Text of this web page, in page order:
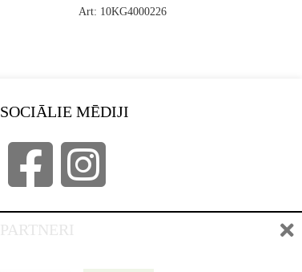
Art: 10KG4000226
SOCIĀLIE MĒDIJI
PARTNERI